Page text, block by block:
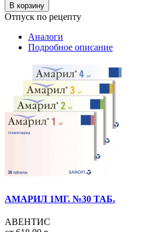
В корзину
Отпуск по рецепту
Аналоги
Подробное описание
АМАРИЛ 1МГ. №30 ТАБ.
АВЕНТИС